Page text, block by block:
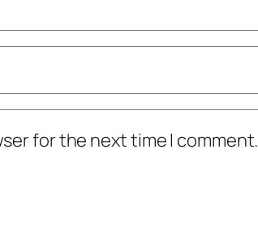
for the next time I comment.